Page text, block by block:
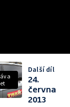
Další díl
24.
června
2013